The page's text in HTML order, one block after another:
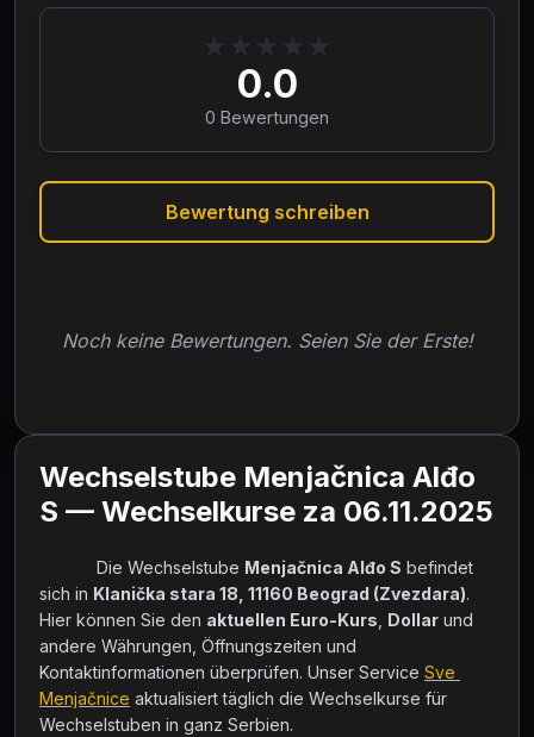
★ ★ ★ ★ ★
0.0
0 Bewertungen
Bewertung schreiben
Noch keine Bewertungen. Seien Sie der Erste!
Wechselstube Menjačnica Alđo
S — Wechselkurse za 06.11.2025
            Die Wechselstube
Menjačnica Alđo S befindet
sich in Klanička stara 18, 11160 Beograd (Zvezdara).
Hier können Sie den aktuellen Euro-Kurs Dollar und
andere Währungen, Öffnungszeiten und
Kontaktinformationen überprüfen. Unser Service Sve
Menjačnice aktualisiert täglich die Wechselkurse für
Wechselstuben in ganz Serbien.